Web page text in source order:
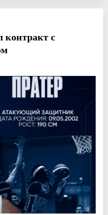
контракт с